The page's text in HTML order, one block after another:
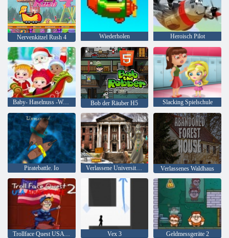
Nervenkitzel Rush 4 Wiederholen Heroisch Pilot
Baby- Haselnuss -Weihnachtsüberraschung Bob der Räuber H5 Slacking Spielschule
Piratebattle. Io Verlassene Universität HTML5 Escape Verlassenes Waldhaus
Trollface Quest USA Adventure 2 Vex 3 Geldmessgeräte 2